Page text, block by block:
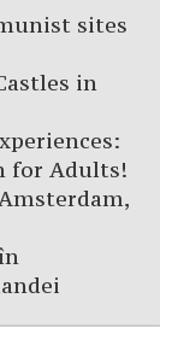
sites
in
for Adults!